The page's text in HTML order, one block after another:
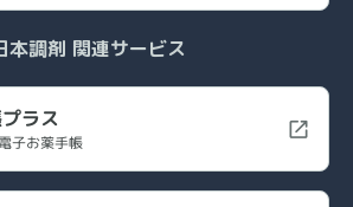
本調剤 関連サービス
ラス
子お薬手帳